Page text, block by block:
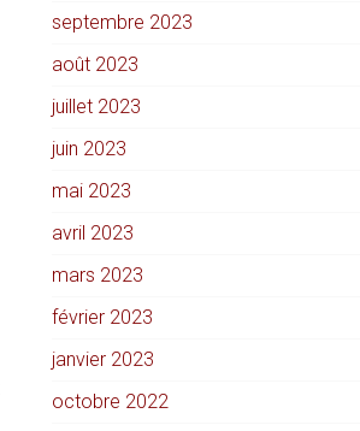
septembre 2023
août 2023
juillet 2023
juin 2023
mai 2023
avril 2023
mars 2023
février 2023
janvier 2023
octobre 2022